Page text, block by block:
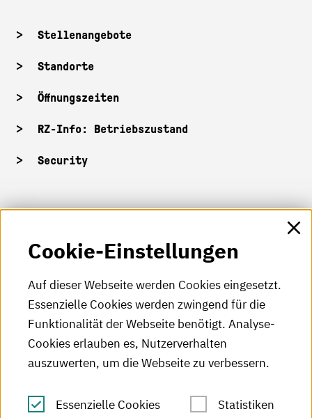
Stellenangebote
Standorte
Öffnungszeiten
RZ-Info: Betriebszustand
Security
HKA-Shop
HKA-Videos
HKA-Podcast
HKA-Publikationen
RSS-Feed
Leichte Sprache
Cookie-Einstellungen
Auf dieser Webseite werden Cookies eingesetzt.
Essenzielle Cookies werden zwingend für die
Funktionalität der Webseite benötigt. Analyse-
Cookies erlauben es, Nutzerverhalten
auszuwerten, um die Webseite zu verbessern.
Essenzielle Cookies Statistiken